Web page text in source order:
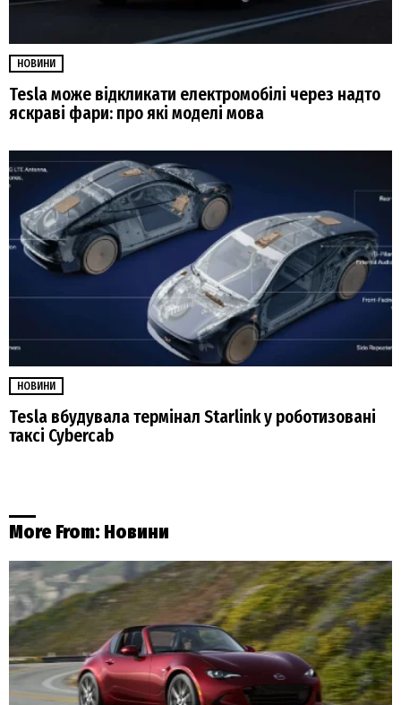
НОВИНИ
Tesla може відкликати електромобілі через надто
яскраві фари: про які моделі мова
НОВИНИ
Tesla вбудувала термінал Starlink у роботизовані
таксі Cybercab
More From: Новини